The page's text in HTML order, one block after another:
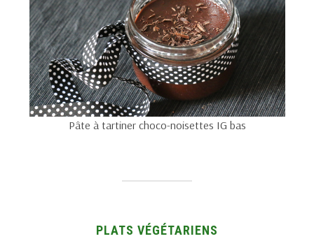
Pâte à tartiner choco-noisettes IG bas
PLATS VÉGÉTARIENS